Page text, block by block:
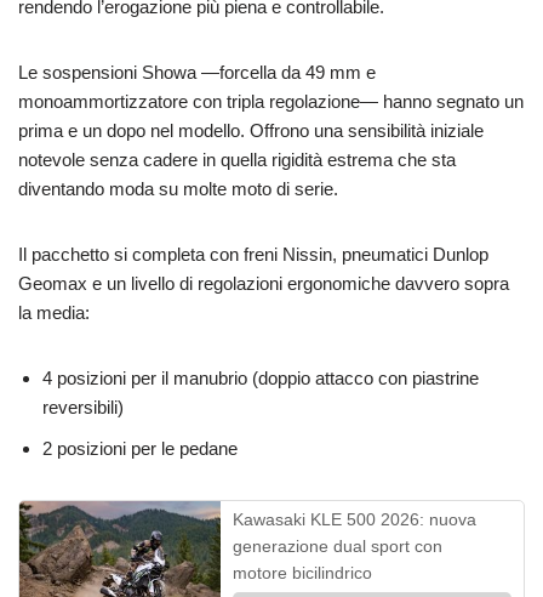
rendendo l’erogazione più piena e controllabile.
Le sospensioni Showa —forcella da 49 mm e
monoammortizzatore con tripla regolazione— hanno segnato un
prima e un dopo nel modello. Offrono una sensibilità iniziale
notevole senza cadere in quella rigidità estrema che sta
diventando moda su molte moto di serie.
Il pacchetto si completa con freni Nissin, pneumatici Dunlop
Geomax e un livello di regolazioni ergonomiche davvero sopra
la media:
4 posizioni per il manubrio (doppio attacco con piastrine
reversibili)
2 posizioni per le pedane
Kawasaki KLE 500 2026: nuova
generazione dual sport con
motore bicilindrico